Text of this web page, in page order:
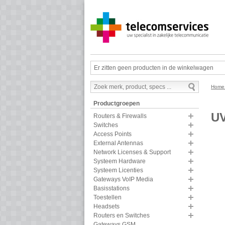
Er zitten geen producten in de winkelwagen
Productgroepen
Routers & Firewalls
Switches
Access Points
External Antennas
Network Licenses & Support
Systeem Hardware
Systeem Licenties
Gateways VoIP Media
Basisstations
Toestellen
Headsets
Routers en Switches
Home